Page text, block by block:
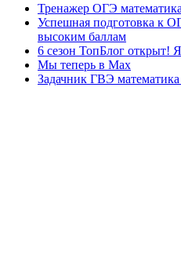
Тренажер ОГЭ
Успешная подготовка к
высоким баллам
6 сезон ТопБлог открыт!
Мы теперь в Max
Задачник ГВЭ математика